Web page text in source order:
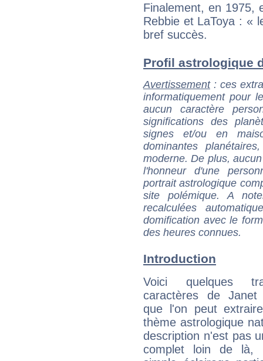
Finalement, en 1975,
Rebbie et LaToya : «
bref succès.
Profil astrologique
Avertissement: ces
informatiquement pour
aucun caractère
significations des
signes et/ou en
dominantes
moderne. De plus,
l'honneur d'une
portrait astrologique
site polémique. A
recalculées
domification avec le
des heures connues.
Introduction
Voici quelques
caractères de Janet
que l'on peut
thème astrologique
description n'est pas
complet loin de là,